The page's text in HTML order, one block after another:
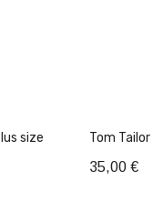
35,00 €